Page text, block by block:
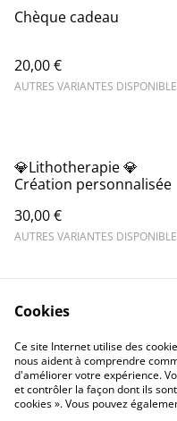
Chèque cadeau
20,00 €
AUTRES VARIANTES
💎Lithotherapie 💎
Création personnalisée
30,00 €
AUTRES VARIANTES
Contact Us
Privacy Policy
Cookies
Ce site Internet utilise des
nous aident à comprendre
d'améliorer votre expérience.
et contrôler la façon dont ils
cookies ». Vous pouvez